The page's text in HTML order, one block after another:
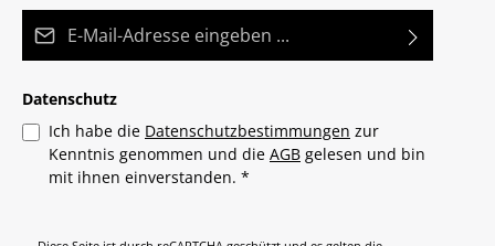
Datenschutz
Ich habe die Datenschutzbestimmungen zur
Kenntnis genommen und die AGB gelesen und bin
mit ihnen einverstanden. *